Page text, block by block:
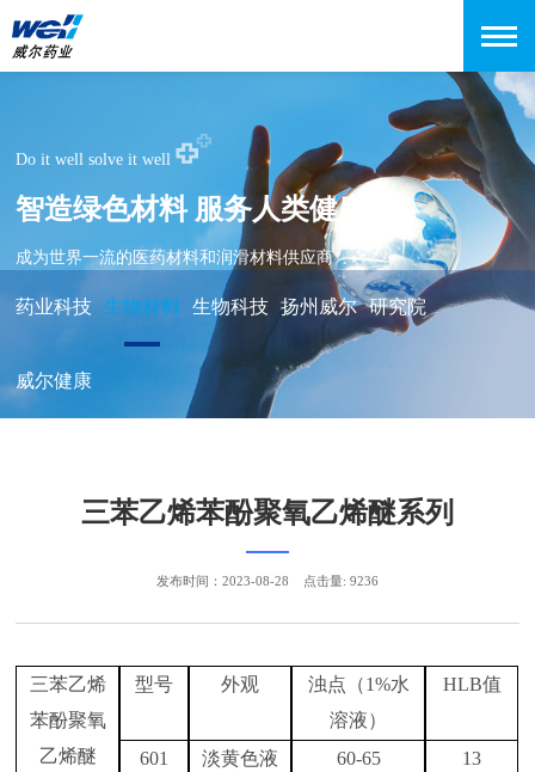
Do it well solve it well
智造绿色材料 服务人类健康
成为世界一流的医药材料和润滑材料供应商
药业科技 生物材料 生物科技 扬州威尔 研究院
威尔健康
三苯乙烯苯酚聚氧乙烯醚系列
三苯乙烯
苯酚聚氧
乙烯醚
型号 外观 浊点（1%水
溶液）
HLB值
601
淡黄色液
60-65 13